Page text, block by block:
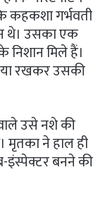
कहकशा गर्भवती
थे। उसका एक
निशान मिले हैं।
रखकर उसकी
उसे नशे की
मृतका ने हाल ही
इंस्पेक्टर बनने की